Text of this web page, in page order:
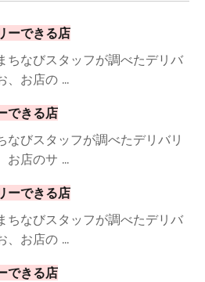
ーできる店
ちなびスタッフが調べたデリバ
、お店の ...
できる店
なびスタッフが調べたデリバリ
お店のサ ...
ーできる店
ちなびスタッフが調べたデリバ
、お店の ...
できる店